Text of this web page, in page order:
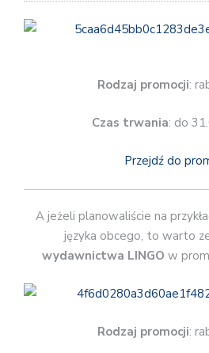
Rodzaj promocji:
Czas trwania: do
Przejdź do
A jeżeli planowaliście na
języka obcego, to warto
wydawnictwa LINGO w
Rodzaj promocji: